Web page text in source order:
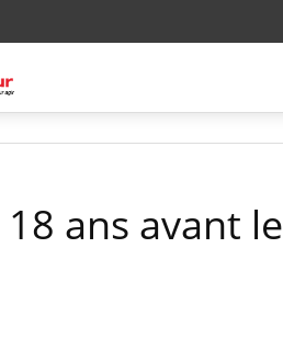
ans avant le